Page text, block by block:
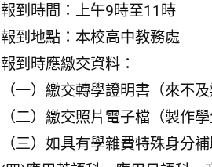
報到時間：上午9時至11時
報到地點：本校高中教務處
報到時應繳交資料：
（一）繳交轉學證明書（來不
（二）繳交照片電子檔（製作
（三）如具有學雜費特殊身分